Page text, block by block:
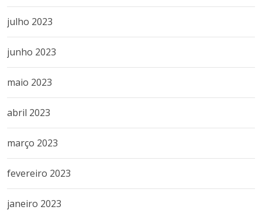
julho 2023
junho 2023
maio 2023
abril 2023
março 2023
fevereiro 2023
janeiro 2023